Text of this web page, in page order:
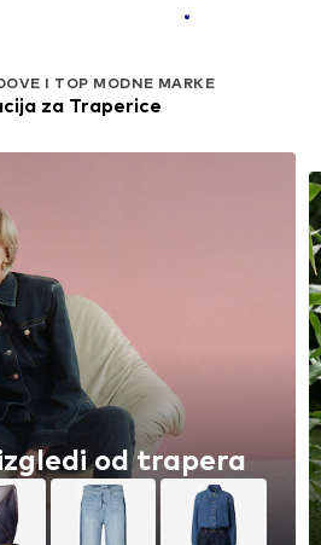
I TOP MODNE MARKE
za Traperice
od trapera